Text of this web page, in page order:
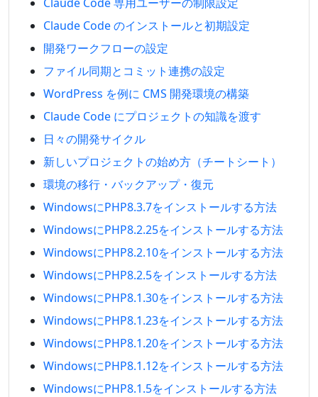
Claude Code のインストールと初期設定
開発ワークフローの設定
ファイル同期とコミット連携の設定
WordPress を例に CMS 開発環境の構築
Claude Code にプロジェクトの知識を渡す
日々の開発サイクル
新しいプロジェクトの始め方（チートシート）
環境の移行・バックアップ・復元
WindowsにPHP8.3.7をインストールする方法
WindowsにPHP8.2.25をインストールする方法
WindowsにPHP8.2.10をインストールする方法
WindowsにPHP8.2.5をインストールする方法
WindowsにPHP8.1.30をインストールする方法
WindowsにPHP8.1.23をインストールする方法
WindowsにPHP8.1.20をインストールする方法
WindowsにPHP8.1.12をインストールする方法
WindowsにPHP8.1.5をインストールする方法